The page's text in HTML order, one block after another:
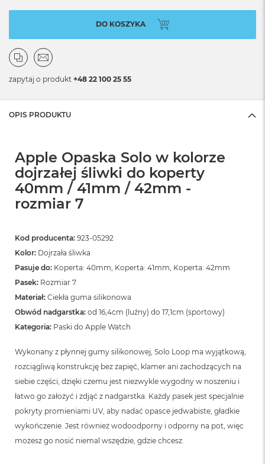
DO KOSZYKA
zapytaj o produkt +48 22 100 25 55
OPIS PRODUKTU
Apple Opaska Solo w kolorze
dojrzałej śliwki do koperty
40mm / 41mm / 42mm -
rozmiar 7
Kod producenta: 923-05292
Kolor: Dojrzała śliwka
Pasuje do: Koperta: 40mm, Koperta: 41mm, Koperta: 42mm
Pasek: Rozmiar 7
Materiał: Ciekła guma silikonowa
Obwód nadgarstka: od 16,4cm (luźny) do 17,1cm (sportowy)
Kategoria: Paski do Apple Watch
Wykonany z płynnej gumy silikonowej, Solo Loop ma wyjątkową,
rozciągliwą konstrukcję bez zapięć, klamer ani zachodzących na
siebie części, dzięki czemu jest niezwykle wygodny w noszeniu i
łatwo go założyć i zdjąć z nadgarstka. Każdy pasek jest specjalnie
pokryty promieniami UV, aby nadać opasce jedwabiste, gładkie
wykończenie. Jest również wodoodporny i odporny na pot, więc
możesz go nosić niemal wszędzie, gdzie chcesz.